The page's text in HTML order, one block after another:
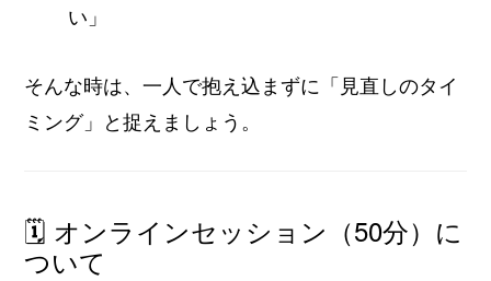
い」
そんな時は、一人で抱え込まずに「見直しのタイ
ミング」と捉えましょう。
🗓 オンラインセッション（50分）に
ついて